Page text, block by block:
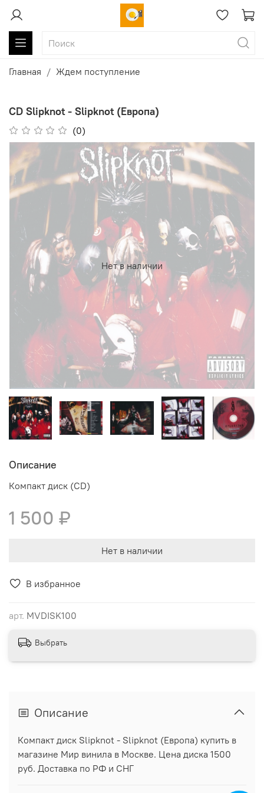
Главная Ждем поступление
CD Slipknot - Slipknot (Европа)
(0)
В избранное
арт. MVDISK100
Нет в наличии
Описание
Компакт диск (CD)
1 500 ₽
Нет в наличии
Выбрать
Описание
Компакт диск Slipknot - Slipknot (Европа) купить в
магазине Мир винила в Москве. Цена диска 1500
руб. Доставка по РФ и СНГ